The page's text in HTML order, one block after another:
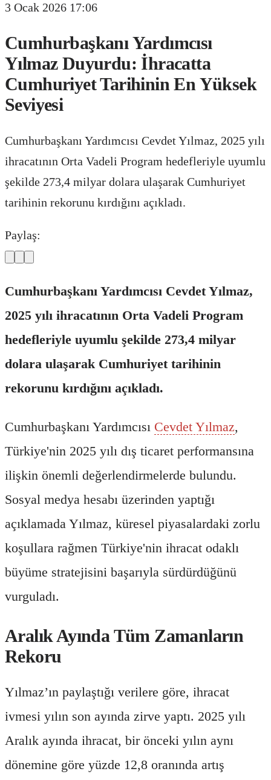
3 Ocak 2026 17:06
Cumhurbaşkanı Yardımcısı
Yılmaz Duyurdu: İhracatta
Cumhuriyet Tarihinin En Yüksek
Seviyesi
Cumhurbaşkanı Yardımcısı Cevdet Yılmaz, 2025 yılı
ihracatının Orta Vadeli Program hedefleriyle uyumlu
şekilde 273,4 milyar dolara ulaşarak Cumhuriyet
tarihinin rekorunu kırdığını açıkladı.
Paylaş:
Cumhurbaşkanı Yardımcısı Cevdet Yılmaz,
2025 yılı ihracatının Orta Vadeli Program
hedefleriyle uyumlu şekilde 273,4 milyar
dolara ulaşarak Cumhuriyet tarihinin
rekorunu kırdığını açıkladı.
Cumhurbaşkanı Yardımcısı Cevdet Yılmaz,
Türkiye'nin 2025 yılı dış ticaret performansına
ilişkin önemli değerlendirmelerde bulundu.
Sosyal medya hesabı üzerinden yaptığı
açıklamada Yılmaz, küresel piyasalardaki zorlu
koşullara rağmen Türkiye'nin ihracat odaklı
büyüme stratejisini başarıyla sürdürdüğünü
vurguladı.
Aralık Ayında Tüm Zamanların
Rekoru
Yılmaz’ın paylaştığı verilere göre, ihracat
ivmesi yılın son ayında zirve yaptı. 2025 yılı
Aralık ayında ihracat, bir önceki yılın aynı
dönemine göre yüzde 12,8 oranında artış